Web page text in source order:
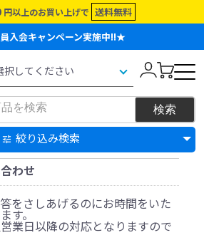
円以上のお買い上げで 送料無料
入会キャンペーン実施中!!★
絞り込み検索
わせ
をさしあげるのにお時間をいた
す。
業日以降の対応となりますので